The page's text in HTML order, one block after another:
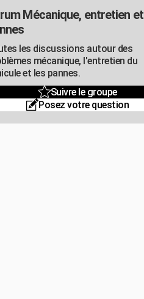
Mécanique, entretien et
les discussions autour des
mécanique, l'entretien du
et les pannes.
Suivre le groupe
Posez votre question